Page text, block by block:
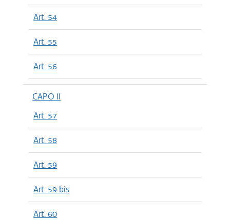
Art. 54
Art. 55
Art. 56
CAPO II
Art. 57
Art. 58
Art. 59
Art. 59 bis
Art. 60